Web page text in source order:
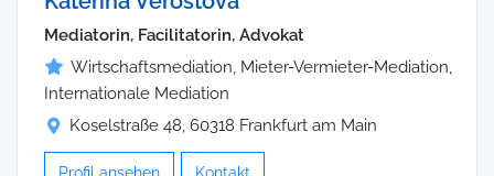
Mediatorin, Facilitatorin, Advokat
Wirtschaftsmediation, Mieter-Vermieter-Mediation,
Internationale Mediation
Koselstraße 48, 60318 Frankfurt am Main
Profil ansehen Kontakt